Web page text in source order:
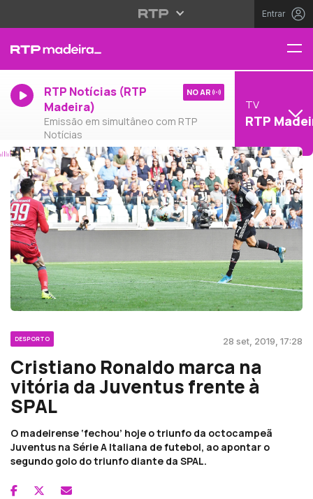
Entrar
RTP Notícias (RTP
Madeira)
Emissão em simultâneo com RTP
Notícias
NO AR
TV
RTP
DESPORTO 28 set, 2019, 17:28
Cristiano Ronaldo marca na
vitória da Juventus frente à
SPAL
O madeirense ‘fechou’ hoje o triunfo da octocampeã
Juventus na Série A Italiana de futebol, ao apontar o
segundo golo do triunfo diante da SPAL.